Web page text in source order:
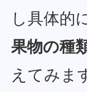
し具体的
果物の種
えてみま